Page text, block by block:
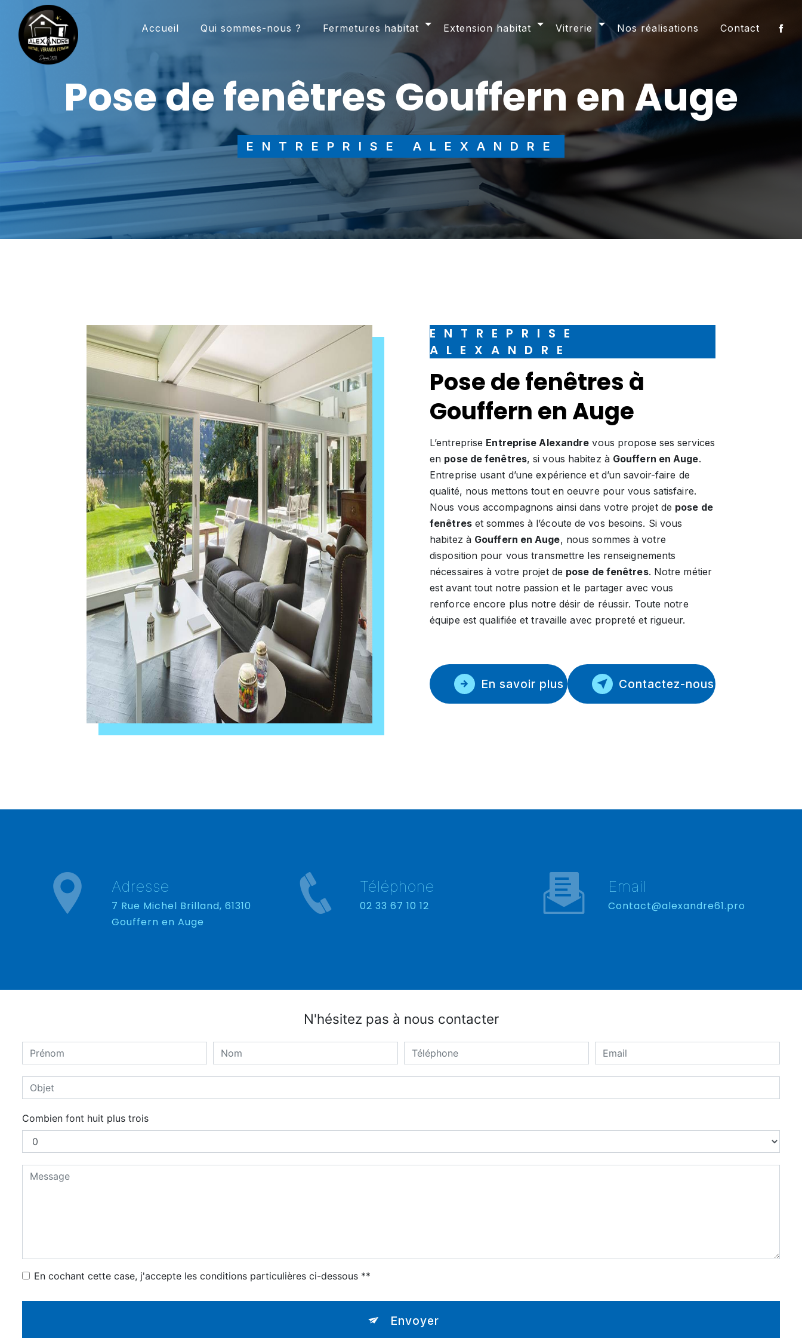
Accueil Qui sommes-nous ? Fermetures habitat Extension habitat Vitrerie Nos réalisations Contact
pose de fenêtres Gouffern en Auge
ENTREPRISE ALEXANDRE
ENTREPRISE
ALEXANDRE
pose de fenêtres à
Gouffern en Auge
L’entreprise Entreprise Alexandre vous propose ses services
en pose de fenêtres, si vous habitez à Gouffern en Auge.
Entreprise usant d’une expérience et d’un savoir-faire de
qualité, nous mettons tout en oeuvre pour vous satisfaire.
Nous vous accompagnons ainsi dans votre projet de pose de
fenêtreset sommes à l’écoute de vos besoins. Si vous
habitez à Gouffern en Auge, nous sommes à votre
disposition pour vous transmettre les renseignements
nécessaires à votre projet de pose de fenêtres. Notre métier
est avant tout notre passion et le partager avec vous
renforce encore plus notre désir de réussir. Toute notre
équipe est qualifiée et travaille avec propreté et rigueur.
En savoir plus Contactez-nous
Adresse
7 Rue Michel Brilland, 61310
Gouffern en Auge
Téléphone
02 33 67 10 12
Email
contact@alexandre61.pro
N'hésitez pas à nous contacter
Combien font huit plus trois
En cochant cette case, j'accepte les conditions particulières ci-dessous **
Envoyer
Panneau de gestion des cookies